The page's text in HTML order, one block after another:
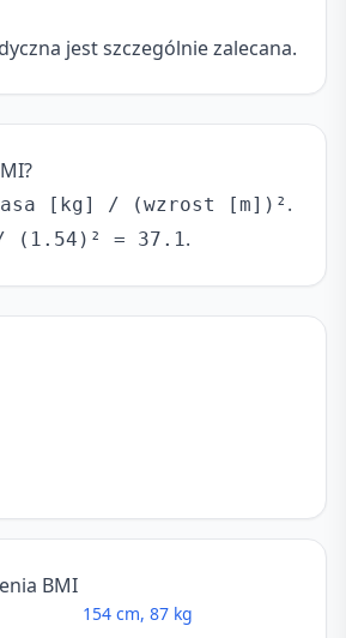
jest szczególnie zalecana.
[kg] / (wzrost [m])² .
(1.54)² = 37.1.
BMI
154 cm, 87 kg